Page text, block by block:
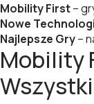
Mobility First–
Nowe
Najlepsze Gry–
Mobility